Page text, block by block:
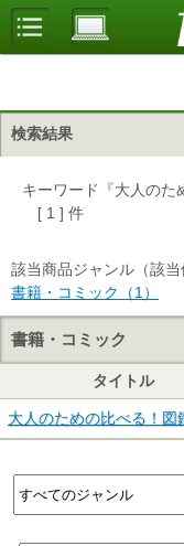
検索結果
キーワード『大人のた
[ 1 ] 件
該当商品ジャンル（該当
書籍・コミック（1）
書籍・コミック
タイトル
大人のための比べる！図